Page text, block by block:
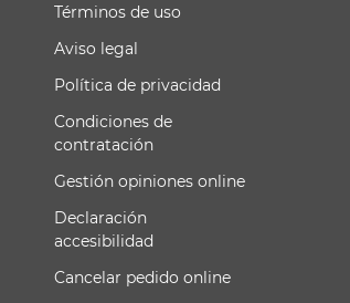
Términos de uso
Aviso legal
Política de privacidad
Condiciones de
contratación
Gestión opiniones online
Declaración
accesibilidad
Cancelar pedido online